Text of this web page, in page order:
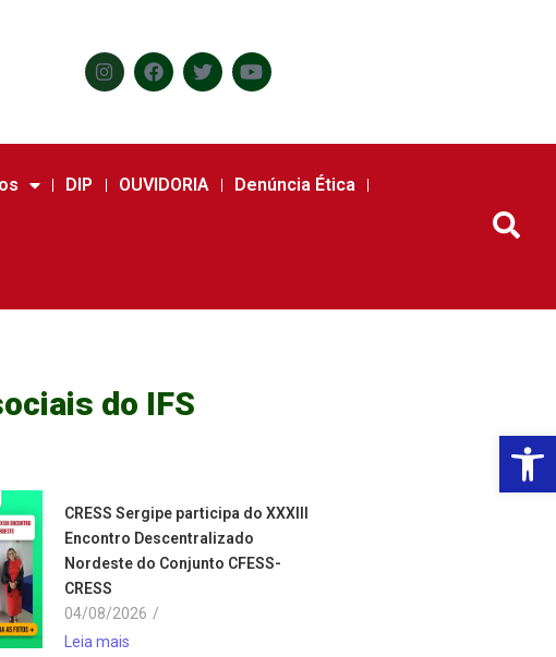
DIP OUVIDORIA Denúncia Ética
do IFS
CRESS Sergipe participa do XXXIII
Encontro Descentralizado
Nordeste do Conjunto CFESS-
CRESS
04/08/2026 /
Leia mais